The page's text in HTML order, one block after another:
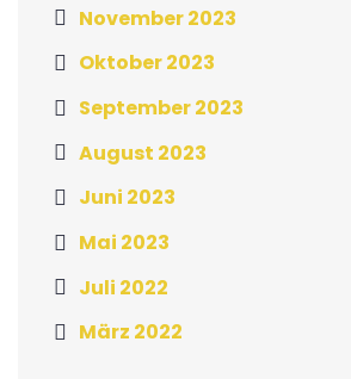
November 2023
Oktober 2023
September 2023
August 2023
Juni 2023
Mai 2023
Juli 2022
März 2022